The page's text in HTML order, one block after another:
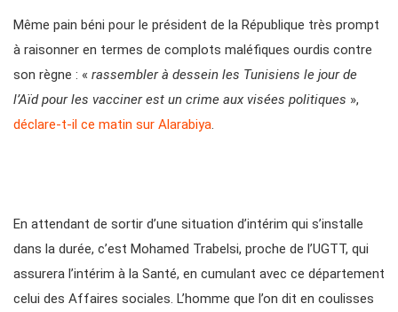
Même pain béni pour le président de la République très prompt
à raisonner en termes de complots maléfiques ourdis contre
son règne : « rassembler à dessein les Tunisiens le jour de
l’Aïd pour les vacciner est un crime aux visées politiques »,
déclare-t-il ce matin sur Alarabiya.
En attendant de sortir d’une situation d’intérim qui s’installe
dans la durée, c’est Mohamed Trabelsi, proche de l’UGTT, qui
assurera l’intérim à la Santé, en cumulant avec ce département
celui des Affaires sociales. L’homme que l’on dit en coulisses